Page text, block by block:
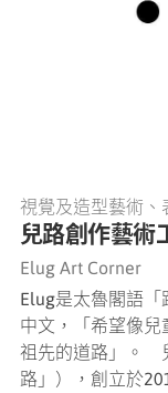
視覺及造型藝術
兒路創作藝術
Elug Art Corner
Elug是太魯閣語
中文，「希望像
祖先的道路」。
路」），創立於